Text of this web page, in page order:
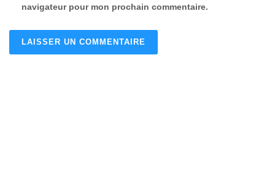
navigateur pour mon prochain commentaire.